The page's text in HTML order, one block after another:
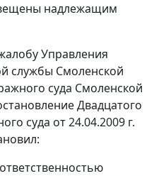
надлежащим
Управления
службы Смоленской
суда Смоленской
Двадцатого
суда от 24.04.2009 г.